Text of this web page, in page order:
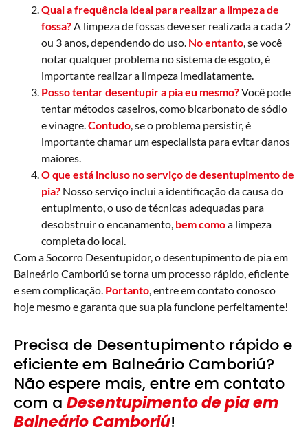
Qual a frequência ideal para realizar a limpeza de
fossa?A limpeza de fossas deve ser realizada a cada 2
ou 3 anos, dependendo do uso. No entanto, se você
notar qualquer problema no sistema de esgoto, é
importante realizar a limpeza imediatamente.
Posso tentar desentupir a pia eu mesmo?Você pode
tentar métodos caseiros, como bicarbonato de sódio
e vinagre.Contudo, se o problema persistir, é
importante chamar um especialista para evitar danos
maiores.
O que está incluso no serviço de desentupimento de
pia? Nosso serviço inclui a identificação da causa do
entupimento, o uso de técnicas adequadas para
desobstruir o encanamento, bem comoa limpeza
completa do local.
Com a Socorro Desentupidor, o desentupimento de pia em
Balneário Camboriú se torna um processo rápido, eficiente
e sem complicação. Portanto, entre em contato conosco
hoje mesmo e garanta que sua pia funcione perfeitamente!
Precisa de Desentupimento rápido e
eficiente em Balneário Camboriú?
Não espere mais, entre em contato
com a Desentupimento de pia em
Balneário Camboriú!